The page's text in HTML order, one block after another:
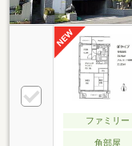
ファミリー
角部屋